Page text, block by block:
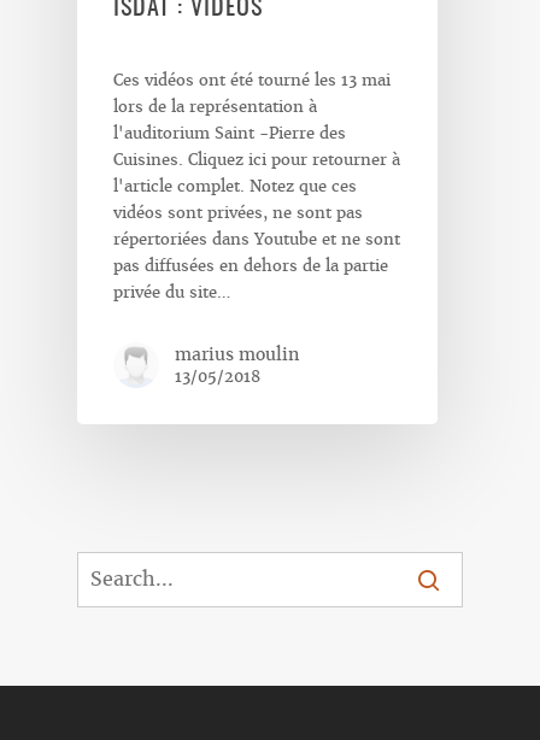
ISDAT : VIDÉOS
Ces vidéos ont été tourné les 13 mai
lors de la représentation à
l'auditorium Saint -Pierre des
Cuisines. Cliquez ici pour retourner à
l'article complet. Notez que ces
vidéos sont privées, ne sont pas
répertoriées dans Youtube et ne sont
pas diffusées en dehors de la partie
privée du site…
marius moulin
13/05/2018